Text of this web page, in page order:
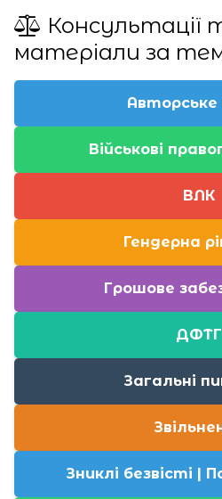
Консультації
матеріали за
Авторське
Військові
ВЛК
Гендерна
Грошове
ДФТГ
Загальні
Зниклі безвісті |